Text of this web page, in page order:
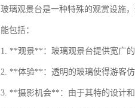
玻璃观景台是一种特殊的观赏设施
能包括：
1. **观景**：玻璃观景台提供宽广
2. **体验**：透明的玻璃使得游客
3. **摄影机会**：由于其特的设计